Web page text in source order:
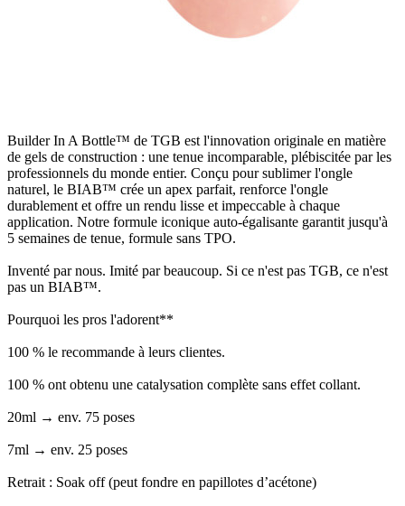
Builder In A Bottle™ de TGB est l'innovation originale en matière
de gels de construction : une tenue incomparable, plébiscitée par les
professionnels du monde entier. Conçu pour sublimer l'ongle
naturel, le BIAB™ crée un apex parfait, renforce l'ongle
durablement et offre un rendu lisse et impeccable à chaque
application. Notre formule iconique auto-égalisante garantit jusqu'à
5 semaines de tenue, formule sans TPO.
Inventé par nous. Imité par beaucoup. Si ce n'est pas TGB, ce n'est
pas un BIAB™.
Pourquoi les pros l'adorent**
100 % le recommande à leurs clientes.
100 % ont obtenu une catalysation complète sans effet collant.
20ml → env. 75 poses
7ml → env. 25 poses
Retrait : Soak off (peut fondre en papillotes d’acétone)